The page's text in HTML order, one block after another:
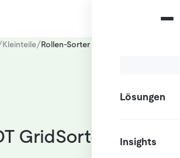
Lösungen
Insights
Kleinteile/Rollen-Sorter
GridSorter®